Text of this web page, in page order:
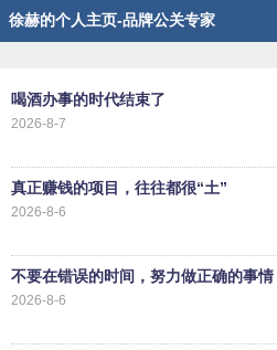
徐赫的个人主页-品牌公关专家
喝酒办事的时代结束了
2026-8-7
真正赚钱的项目，往往都很“土”
2026-8-6
不要在错误的时间，努力做正确的事情
2026-8-6